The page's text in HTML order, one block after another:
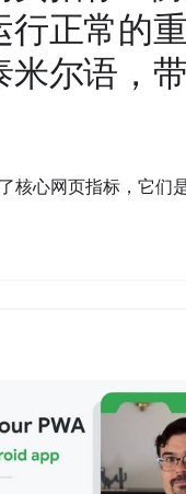
行正常的
米尔语，
核心网页指标，它们